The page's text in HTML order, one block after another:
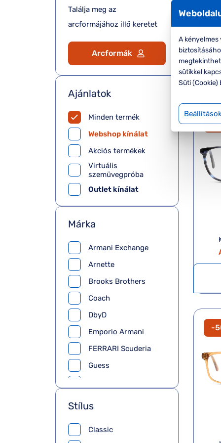
Találja meg az
arcformájához illő keretet
Arcformák
Ajánlatok
Minden termék
Webshop kínálat
Akciós termékek
Virtuális
szemüvegpróba
Outlet kínálat
Stílus
Classic
Márka
Armani Exchange
Arnette
Brooks Brothers
Coach
DbyD
Emporio Armani
FERRARI Scuderia
Guess
Pierre Cardin
-
-
A kényelmes
sütikkel
Süti